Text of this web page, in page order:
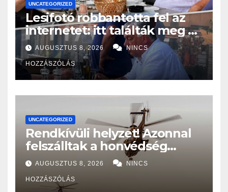
UNCATEGORIZED
Lesifotó robbantotta fel az
internetet: itt találták meg az
eltűnt Orbán Viktort!
AUGUSZTUS 8, 2026 NINCS
HOZZÁSZÓLÁS
UNCATEGORIZED
Rendkívüli helyzet! Azonnal
felszálltak a honvédség
helikopterei, óriási a baj
Magyarországon! – Kiadták a
közleményt a lakosságnak:
AUGUSZTUS 8, 2026 NINCS
HOZZÁSZÓLÁS